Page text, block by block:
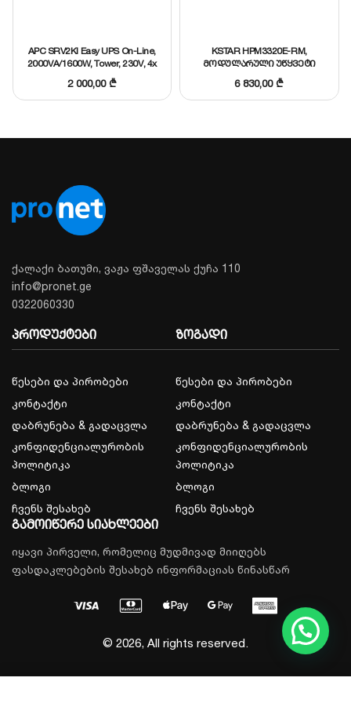
APC SRV2KI Easy UPS On-Line,
2000VA/1600W, Tower, 230V, 4x
IEC C13 outlets, Intelligent Card
Slot, LCD
2 000,00₾
KSTAR HPM3320E-RM,
მოდულარული უწყვეტი
კვების წყარო (UPS) –
მოდული 20KVA / 20KW
6 830,00₾
ქალაქი ბათუმი, ვაჟა ფშაველას ქუჩა 110
info@pronet.ge
0322060330
პროდუქტები
წესები და პირობები
კონტაქტი
დაბრუნება & გადაცვლა
კონფიდენციალურობის
პოლიტიკა
ბლოგი
ჩვენს შესახებ
ზოგადი
წესები და პირობები
კონტაქტი
დაბრუნება & გადაცვლა
კონფიდენციალურობის
პოლიტიკა
ბლოგი
ჩვენს შესახებ
გამოიწერე სიახლეები
იყავი პირველი, რომელიც მუდმივად მიიღებს
ფასდაკლებების შესახებ ინფორმაციას წინასწარ
© 2026, All rights reserved.